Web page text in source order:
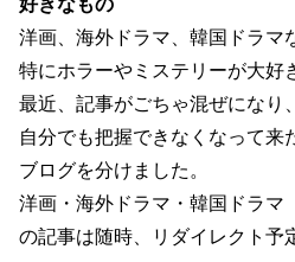
好きなもの
洋画、海外ドラマ、韓国ドラマ
特にホラーやミステリーが大好
最近、記事がごちゃ混ぜになり、
自分でも把握できなくなって来
ブログを分けました。
洋画・海外ドラマ・韓国ドラマ
の記事は随時、リダイレクト予